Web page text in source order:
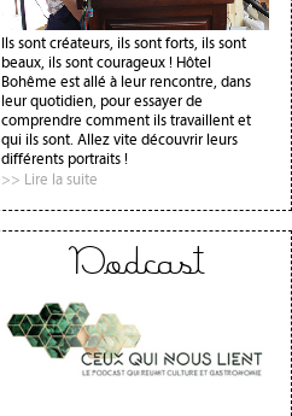
Ils sont créateurs, ils sont forts, ils sont
beaux, ils sont courageux ! Hôtel
Bohême est allé à leur rencontre, dans
leur quotidien, pour essayer de
comprendre comment ils travaillent et
qui ils sont. Allez vite découvrir leurs
différents portraits !
>> Lire la suite
Podcast